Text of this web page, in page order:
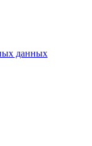
данных